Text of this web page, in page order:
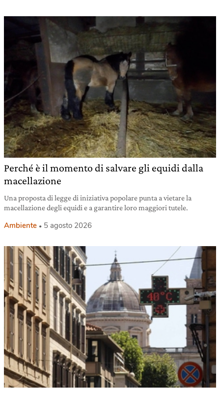
Perché è il momento di salvare gli equidi dalla
macellazione
Una proposta di legge di iniziativa popolare punta a vietare la
macellazione degli equidi e a garantire loro maggiori tutele.
Ambiente 5 agosto 2026